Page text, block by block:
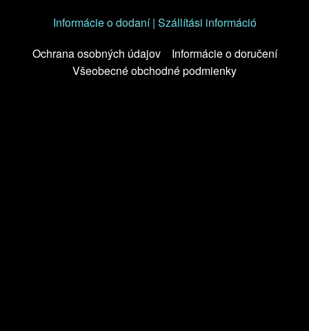
Informácie o dodaní | Szállítási információ
Ochrana osobných údajov
Informácie o doručení
Všeobecné obchodné podmienky